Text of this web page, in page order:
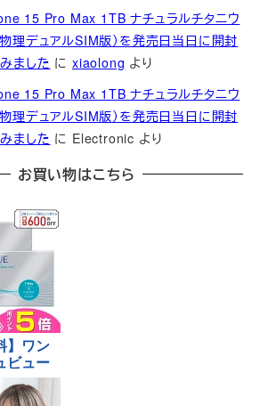
15 Pro Max 1TB ナチュラルチタニウ
理デュアルSIM版）を発売日当日に開封
ました にxiaolong より
15 Pro Max 1TB ナチュラルチタニウ
理デュアルSIM版）を発売日当日に開封
ました に Electronic より
お買い物はこちら